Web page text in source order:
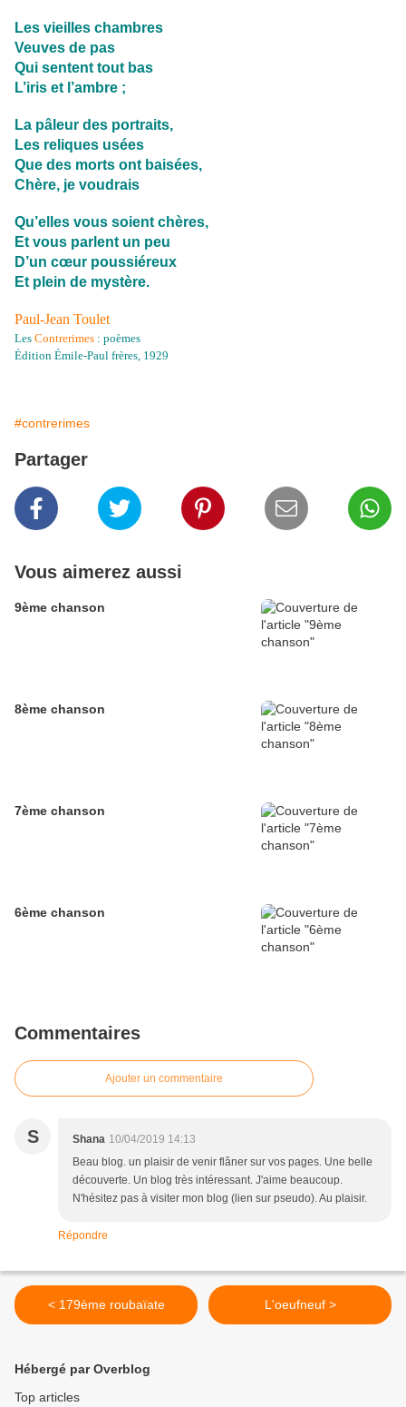
Les vieilles chambres
Veuves de pas
Qui sentent tout bas
L’iris et l’ambre ;
La pâleur des portraits,
Les reliques usées
Que des morts ont baisées,
Chère, je voudrais
Qu’elles vous soient chères,
Et vous parlent un peu
D’un cœur poussiéreux
Et plein de mystère.
Paul-Jean Toulet
Les Contrerimes : poèmes
Édition Émile-Paul frères, 1929
#contrerimes
Partager
Vous aimerez aussi
9ème chanson
8ème chanson
7ème chanson
6ème chanson
Commentaires
Ajouter un commentaire
S Shana 10/04/2019 14:13
Beau blog. un plaisir de venir flâner sur vos pages. Une belle
découverte. Un blog très intéressant. J'aime beaucoup.
N'hésitez pas à visiter mon blog (lien sur pseudo). Au plaisir.
Répondre
< 179ème roubaïate L'oeufneuf >
Hébergé par Overblog
Top articles